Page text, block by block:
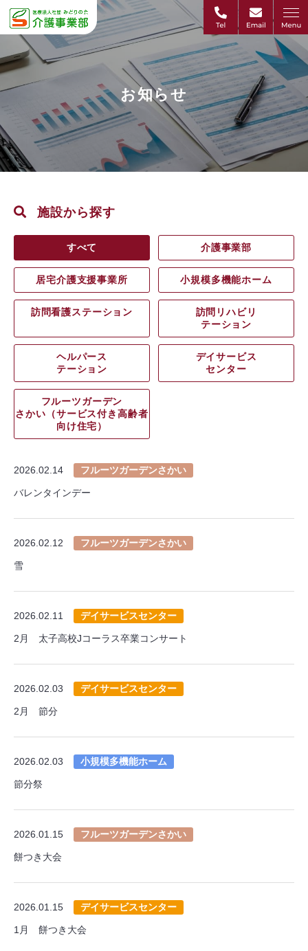
お知らせ
施設から探す
すべて 介護事業部
居宅介護支援事業所 小規模多機能ホーム
訪問看護ステーション
訪問リハビリ
テーション
ヘルパース
テーション
デイサービス
センター
フルーツガーデン
さかい（サービス付き高齢者
向け住宅）
2026.02.14 フルーツガーデンさかい
バレンタインデー
2026.02.12 フルーツガーデンさかい
雪
2026.02.11 デイサービスセンター
2月 太子高校Jコーラス卒業コンサート
2026.02.03 デイサービスセンター
2月 節分
2026.02.03 小規模多機能ホーム
節分祭
2026.01.15 フルーツガーデンさかい
餅つき大会
2026.01.15 デイサービスセンター
1月 餅つき大会